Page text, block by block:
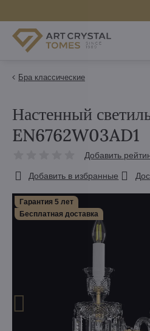
Бра классические
Гарантия 5 лет
Бесплатная доставка
Настенный
EN6762W03AD1
Добавить
Добавить в избранные